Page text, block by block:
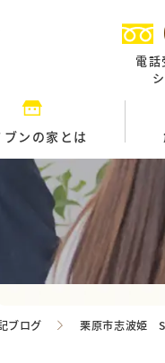
電話
ブンの家とは
ブログ 栗原市志波姫